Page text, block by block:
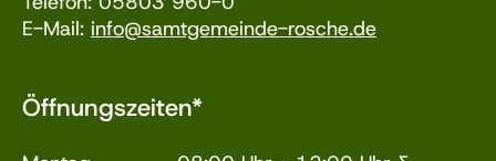
E-Mail: info@samtgemeinde-rosche.de
Öffnungszeiten*